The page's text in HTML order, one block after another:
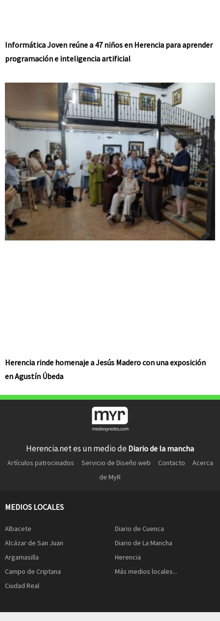
Informática Joven reúne a 47 niños en Herencia para aprender
programación e inteligencia artificial
Herencia rinde homenaje a Jesús Madero con una exposición
en Agustín Úbeda
Herencia.net es un medio de Diario de la mancha
Artículos patrocinados Servicio de Diseño web Contacto
Acerca
de MyR
MEDIOS LOCALES
Albacete
Alcázar de San Juan
Argamasilla
Campo de Criptana
Ciudad Real
Diario de Cuenca
Diario de La Mancha
Herencia
Más medios locales...